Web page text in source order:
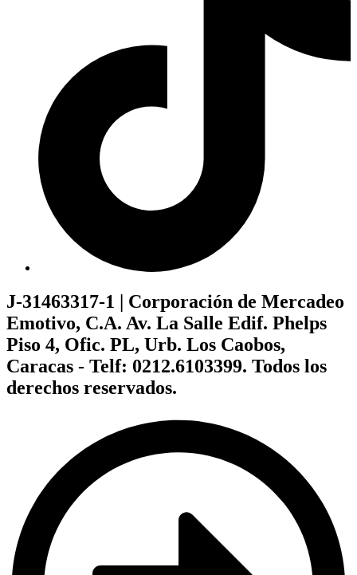
J-31463317-1 | Corporación de Mercadeo
Emotivo, C.A. Av. La Salle Edif. Phelps
Piso 4, Ofic. PL, Urb. Los Caobos,
Caracas - Telf: 0212.6103399. Todos los
derechos reservados.